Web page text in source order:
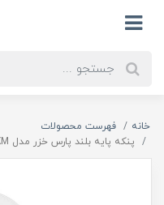
خانه
فهرست محصولات
پنكه پايه بلند پارس خزر مدل ES4010RWKM کنترل دار